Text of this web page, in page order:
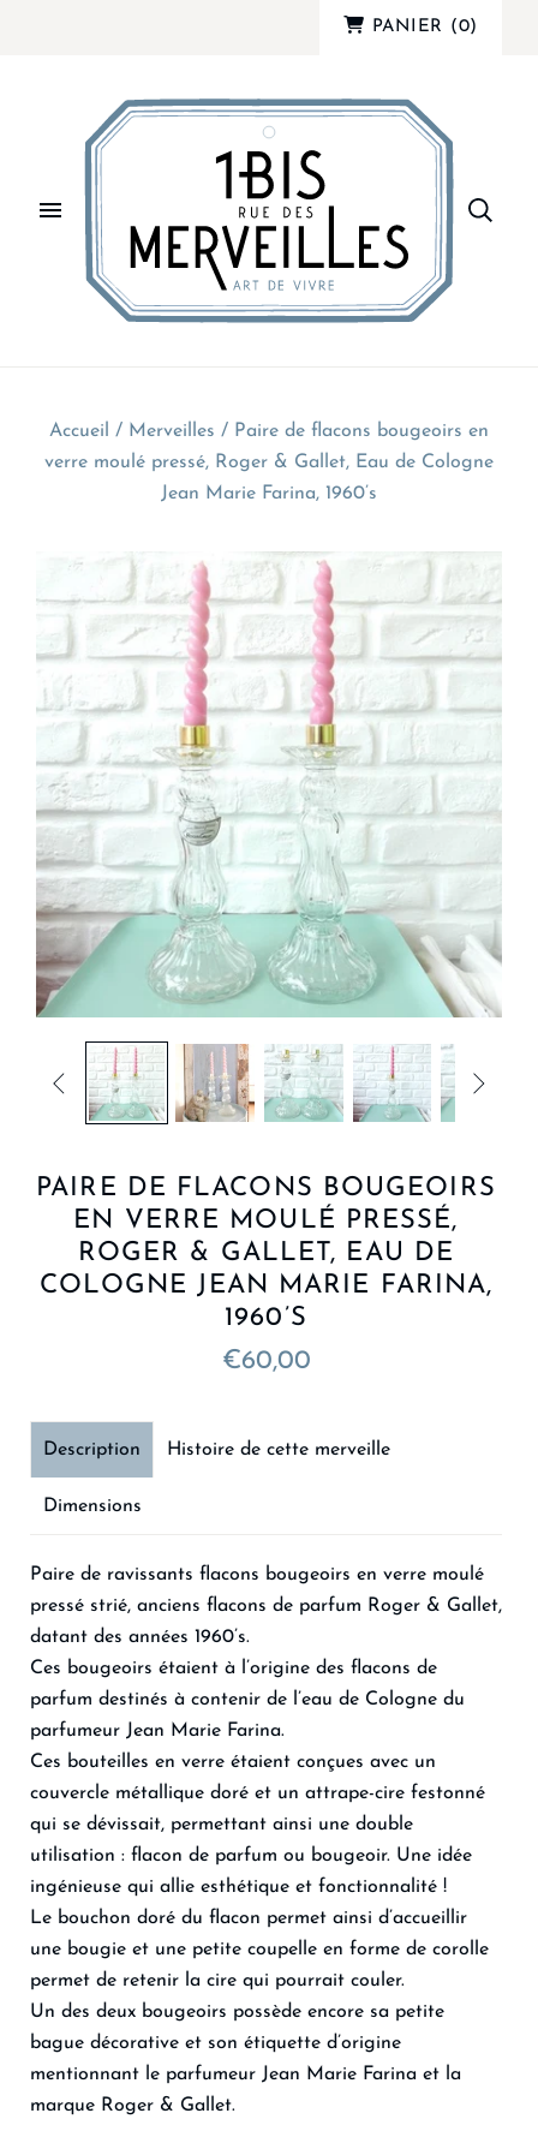
PANIER (0)
Accueil / Merveilles / Paire de flacons bougeoirs en
verre moulé pressé, Roger & Gallet, Eau de Cologne
Jean Marie Farina, 1960’s
 
PAIRE DE FLACONS BOUGEOIRS
EN VERRE MOULÉ PRESSÉ,
ROGER & GALLET, EAU DE
COLOGNE JEAN MARIE FARINA,
1960’S
€60,00
Description
Paire de ravissants flacons bougeoirs en verre moulé
pressé strié, anciens flacons de parfum Roger & Gallet,
datant des années 1960’s.
Ces bougeoirs étaient à l’origine des flacons de
parfum destinés à contenir de l’eau de Cologne du
parfumeur Jean Marie Farina.
Ces bouteilles en verre étaient conçues avec un
couvercle métallique doré et un attrape-cire festonné
qui se dévissait, permettant ainsi une double
utilisation : flacon de parfum ou bougeoir. Une idée
ingénieuse qui allie esthétique et fonctionnalité !
Le bouchon doré du flacon permet ainsi d’accueillir
une bougie et une petite coupelle en forme de corolle
permet de retenir la cire qui pourrait couler.
Un des deux bougeoirs possède encore sa petite
bague décorative et son étiquette d’origine
mentionnant le parfumeur Jean Marie Farina et la
marque Roger & Gallet.
Histoire de cette merveille
Dimensions